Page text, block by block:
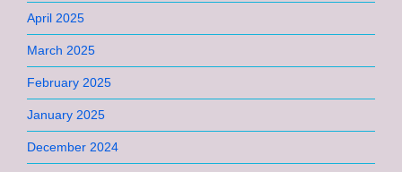
April 2025
March 2025
February 2025
January 2025
December 2024